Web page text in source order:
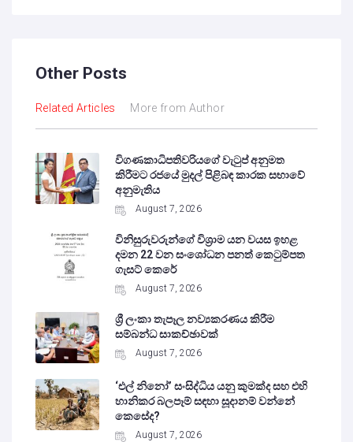
Other Posts
Related Articles More from Author
විගණකාධිපතිවරියගේ වැටුප් අනුමත
කිරීමට රජයේ මුදල් පිළිබඳ කාරක සභාවේ
අනුමැතිය
August 7, 2026
විනිසුරුවරුන්ගේ විශ්‍රාම යන වයස ඉහළ
දමන 22 වන සංශෝධන පනත් කෙටුම්පත
ගැසට් කෙරේ
August 7, 2026
ශ්‍රී ලංකා තැපෑල නව්‍යකරණය කිරීම
සම්බන්ධ සාකච්ඡාවක්
August 7, 2026
‘එල් නිනෝ’ සංසිද්ධිය යනු කුමක්ද සහ එහි
හානිකර බලපෑම් සඳහා සූදානම් වන්නේ
කෙසේද?
August 7, 2026